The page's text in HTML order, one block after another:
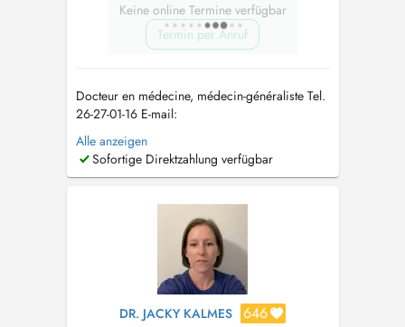
Keine online Termine verfügbar
Termin per Anruf
Docteur en médecine, médecin-généraliste Tel.
26-27-01-16 E-mail:
allgemeinmediziner_lux@outlook.com
meiner Praxis biete ich eine umfassende
medizinische Betreuung im Bereich der
individuellen Versorgung, die sowohl
körperliche als auch psychis...
Alle anzeigen
Sofortige Direktzahlung verfügbar
DR. JACKY KALMES 646